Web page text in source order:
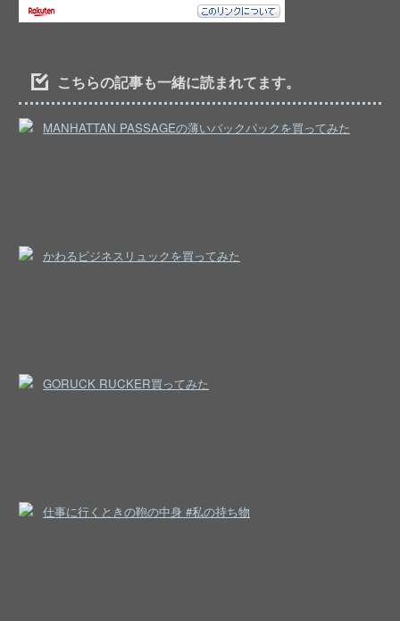
こちらの記事も一緒に読まれてます。
MANHATTAN PASSAGEの薄いバックパックを買ってみた
かわるビジネスリュックを買ってみた
GORUCK RUCKER買ってみた
仕事に行くときの鞄の中身 #私の持ち物